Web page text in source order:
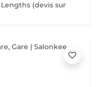
(devis sur